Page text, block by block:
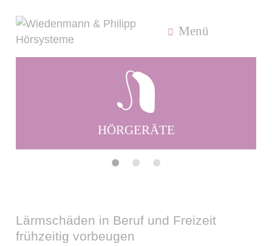
Menü
HÖRTEST
• • •
Lärmschäden in Beruf und Freizeit
frühzeitig vorbeugen